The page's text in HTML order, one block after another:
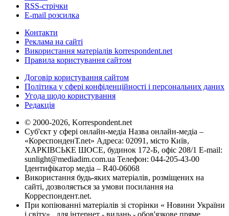
RSS-стрічки
E-mail розсилка
Контакти
Реклама на сайті
Використання матеріалів korrespondent.net
Правила користування сайтом
Договір користування сайтом
Політика у сфері конфіденційності і персональних даних
Угода щодо користування
Редакція
© 2000-2026, Korrespondent.net
Суб'єкт у сфері онлайн-медіа Назва онлайн-медіа –
«КореспонденТ.net» Адреса: 02091, місто Київ,
ХАРКІВСЬКЕ ШОСЕ, будинок 172-Б, офіс 208/1 E-mail:
sunlight@mediadim.com.ua Телефон: 044-205-43-00
Ідентифікатор медіа – R40-06068
Використання будь-яких матеріалів, розміщених на
сайті, дозволяється за умови посилання на
Корреспондент.net.
При копіюванні матеріалів зі сторінки « Новини України
і світу» , для інтернет - видань - обов'язкове пряме